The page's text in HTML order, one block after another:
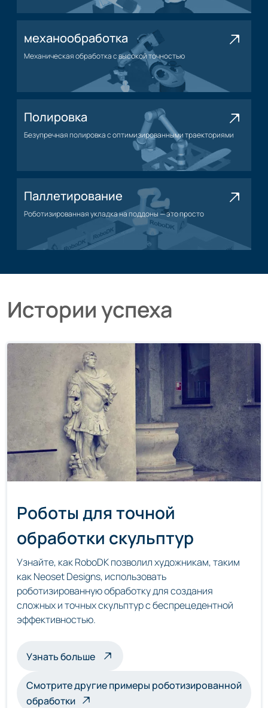
механообработка
Механическая обработка с высокой точностью
Применение механической обработки
Полировка
Безупречная полировка с оптимизированными траекториями
Паллетирование
Роботизированная укладка на поддоны — это просто
Применение паллетирования
Истории успеха
Роботы для точной
обработки скульптур
Узнайте, как RoboDK позволил художникам, таким
как Neoset Designs, использовать
роботизированную обработку для создания
сложных и точных скульптур с беспрецедентной
эффективностью.
Узнать большео скульптурах, обрабатываемых
Смотрите другие примеры роботизированной
обработки